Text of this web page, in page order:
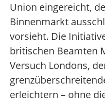
Union eingereicht,
Binnenmarkt
vorsieht. Die
britischen Beamten
Versuch Londons,
erleichtern – ohne